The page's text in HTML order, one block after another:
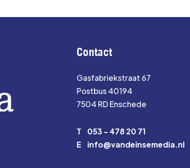
Contact
Gasfabriekstraat 67
Postbus 40194
7504 RD Enschede
T
053 - 478 20 71
E
info@vandeinsemedia.nl